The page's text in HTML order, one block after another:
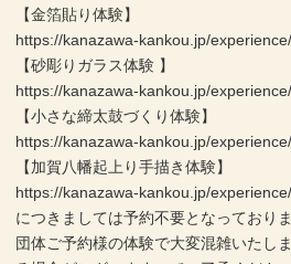
【金箔貼り体験】
https://kanazawa-kankou.jp/
【砂彫りガラス体験 】
https://kanazawa-kankou.jp/
【小さな締太鼓づくり体験】
https://kanazawa-kankou.jp/
【加賀八幡起上り手描き体験】
https://kanazawa-kankou.jp/
につきましては予約不要となっており
団体ご予約様の体験で大変混雑いたし